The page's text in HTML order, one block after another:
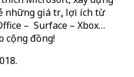
những giá trị, lợi ích từ
– Surface – Xbox…
cộng đồng!